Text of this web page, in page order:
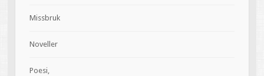
Missbruk
Noveller
Poesi,